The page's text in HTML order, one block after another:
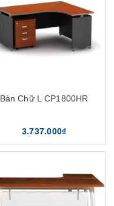
Bàn Chữ L CP1800HR
3.737.000₫